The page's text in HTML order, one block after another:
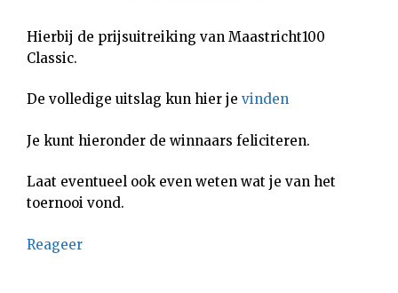
Hierbij de prijsuitreiking van Maastricht100
Classic.
De volledige uitslag kun hier je vinden
Je kunt hieronder de winnaars feliciteren.
Laat eventueel ook even weten wat je van het
toernooi vond.
Reageer